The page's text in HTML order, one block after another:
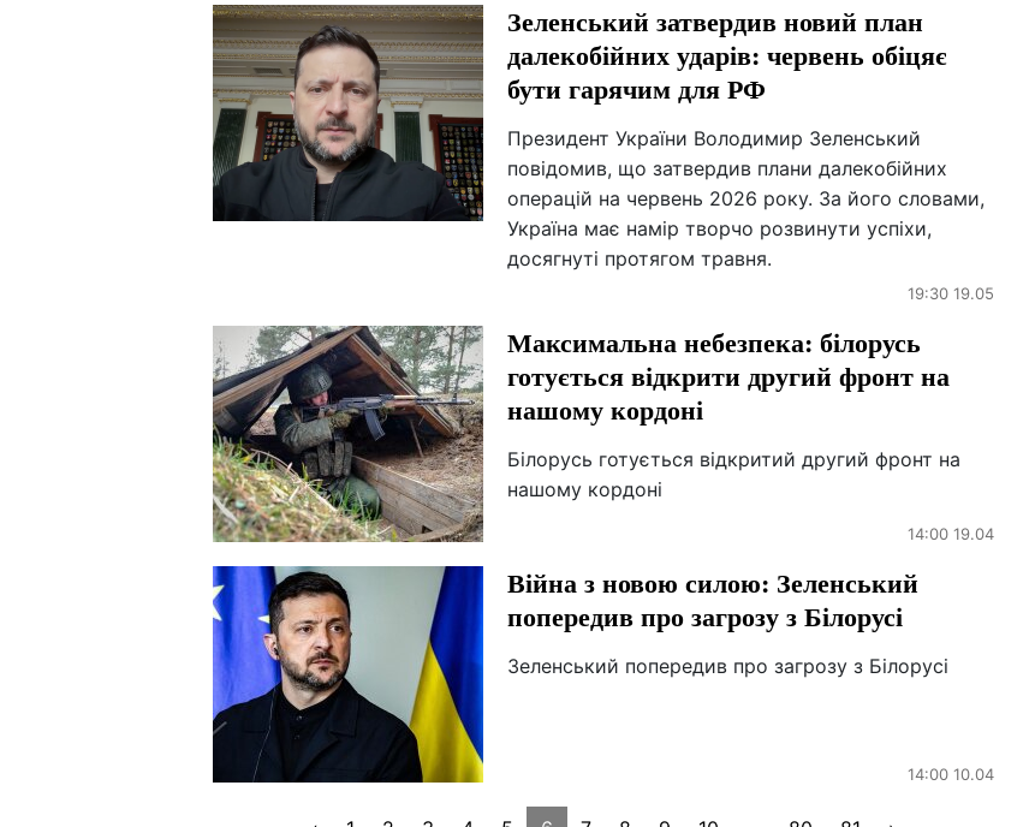
Зеленський затвердив новий план
далекобійних ударів: червень обіцяє
бути гарячим для РФ
Президент України Володимир Зеленський
повідомив, що затвердив плани далекобійних
операцій на червень 2026 року. За його словами,
Україна має намір творчо розвинути успіхи,
досягнуті протягом травня.
19:30 19.05
Максимальна небезпека: білорусь
готується відкрити другий фронт на
нашому кордоні
Білорусь готується відкритий другий фронт на
нашому кордоні
14:00 19.04
Війна з новою силою: Зеленський
попередив про загрозу з Білорусі
Зеленський попередив про загрозу з Білорусі
14:00 10.04